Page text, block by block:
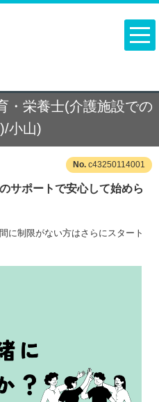
・栄養士(介護施設での
小山)
c43250114001
サポートで安心して始めら
に制限がない方はさらにスタート